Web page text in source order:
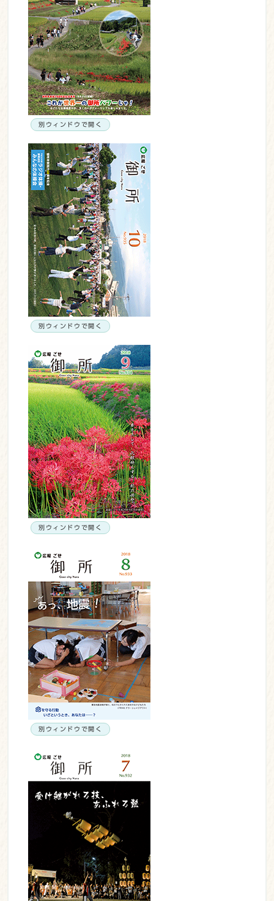
別ウィンドウで開く
別ウィンドウで開く
別ウィンドウで開く
別ウィンドウで開く